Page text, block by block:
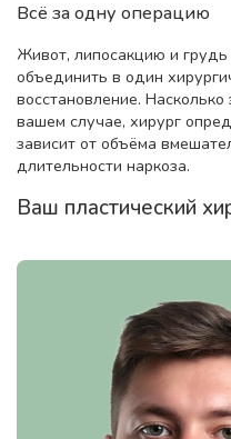
Всё за одну операцию
Живот, липосакцию и
объединить в один
восстановление.
вашем случае, хирург
зависит от объёма
длительности наркоза.
Ваш пластический